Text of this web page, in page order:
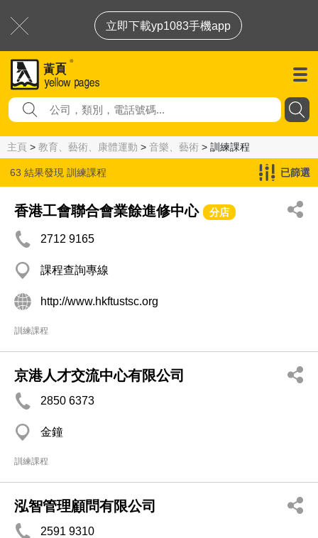
立即下載yp1083手機app
主頁 > 教育、藝術、康體運動 > 音樂、藝術 > 訓練課程
63 結果發現 訓練課程 已篩選
香港工會聯合會業餘進修中心 分店
2712 9165
課程查詢專線
http://www.hkftustsc.org
訓練課程
京港人才交流中心有限公司
2850 6373
金鐘
訓練課程
泓智管理顧問有限公司
2591 9310